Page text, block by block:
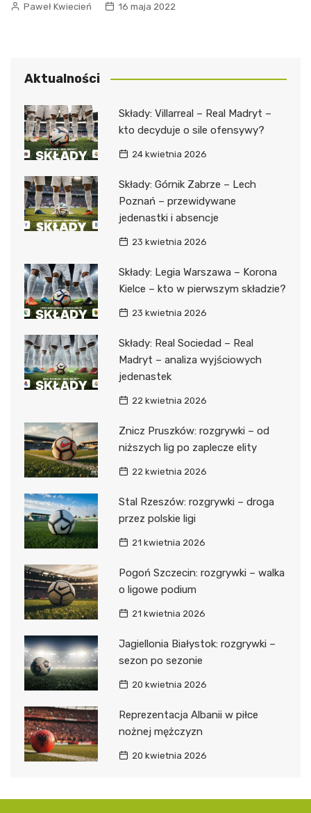
Paweł Kwiecień 16 maja 2022
Aktualności
Składy: Villarreal – Real Madryt –
kto decyduje o sile ofensywy?
24 kwietnia 2026
Składy: Górnik Zabrze – Lech
Poznań – przewidywane
jedenastki i absencje
23 kwietnia 2026
Składy: Legia Warszawa – Korona
Kielce – kto w pierwszym składzie?
23 kwietnia 2026
Składy: Real Sociedad – Real
Madryt – analiza wyjściowych
jedenastek
22 kwietnia 2026
Znicz Pruszków: rozgrywki – od
niższych lig po zaplecze elity
22 kwietnia 2026
Stal Rzeszów: rozgrywki – droga
przez polskie ligi
21 kwietnia 2026
Pogoń Szczecin: rozgrywki – walka
o ligowe podium
21 kwietnia 2026
Jagiellonia Białystok: rozgrywki –
sezon po sezonie
20 kwietnia 2026
Reprezentacja Albanii w piłce
nożnej mężczyzn
20 kwietnia 2026